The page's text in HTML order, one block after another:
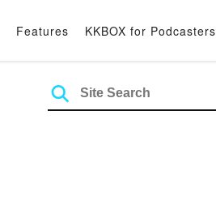
Features KKBOX for Podcasters